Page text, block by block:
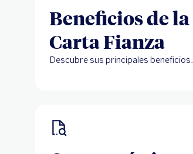
Beneficios de la
Carta Fianza
Descubre sus principales beneficios.